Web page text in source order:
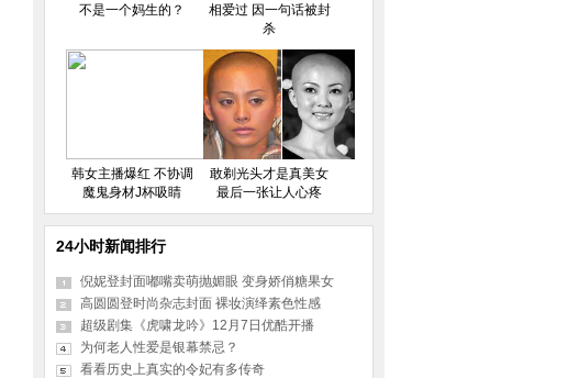
不是一个妈生的？
相爱过 因一句话被封
杀
韩女主播爆红 不协调
魔鬼身材J杯吸睛
敢剃光头才是真美女
最后一张让人心疼
24小时新闻排行
倪妮登封面嘟嘴卖萌抛媚眼 变身娇俏糖果女
高圆圆登时尚杂志封面 裸妆演绎素色性感
超级剧集《虎啸龙吟》12月7日优酷开播
为何老人性爱是银幕禁忌？
看看历史上真实的令妃有多传奇